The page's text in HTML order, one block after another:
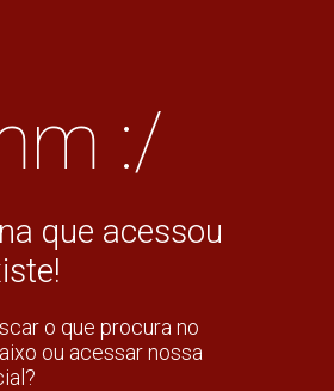
:/
que acessou
o que procura no
ou acessar nossa